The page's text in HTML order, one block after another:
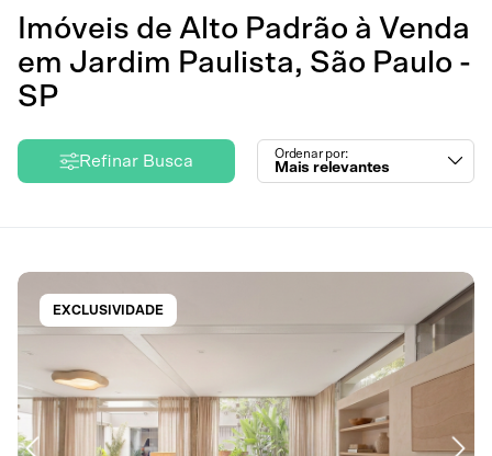
Imóveis de Alto Padrão à Venda
em Jardim Paulista, São Paulo -
SP
Refinar Busca Ordenar por:
Mais relevantes
EXCLUSIVIDADE